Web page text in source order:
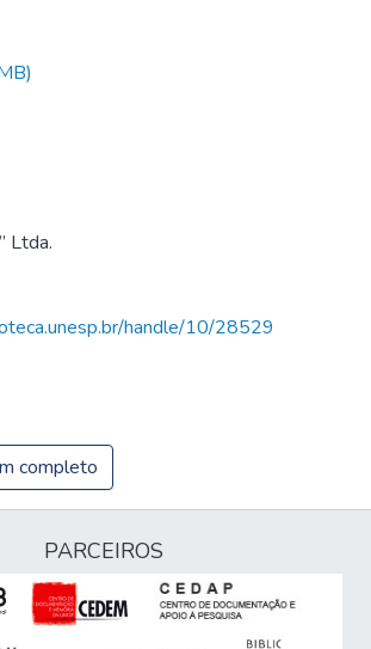
Ltda.
handle/10/28529
completo
PARCEIROS